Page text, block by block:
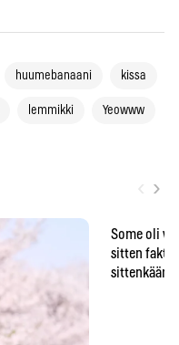
huumebanaani kissa
lemmikki Yeowww
›
Some oli
sitten
sittenkään